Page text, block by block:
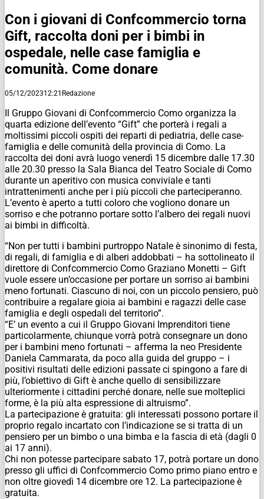
Con i giovani di Confcommercio torna
Gift, raccolta doni per i bimbi in
ospedale, nelle case famiglia e
comunità. Come donare
05/12/202312:21 Redazione
Il Gruppo Giovani di Confcommercio Como organizza la
quarta edizione dell’evento “Gift” che porterà i regali a
moltissimi piccoli ospiti dei reparti di pediatria, delle case-
famiglia e delle comunità della provincia di Como. La
raccolta dei doni avrà luogo venerdì 15 dicembre dalle 17.30
alle 20.30 presso la Sala Bianca del Teatro Sociale di Como
durante un aperitivo con musica conviviale e tanti
intrattenimenti anche per i più piccoli che parteciperanno.
L’evento è aperto a tutti coloro che vogliono donare un
sorriso e che potranno portare sotto l’albero dei regali nuovi
ai bimbi in difficoltà.
“Non per tutti i bambini purtroppo Natale è sinonimo di festa,
di regali, di famiglia e di alberi addobbati – ha sottolineato il
direttore di Confcommercio Como Graziano Monetti – Gift
vuole essere un’occasione per portare un sorriso ai bambini
meno fortunati. Ciascuno di noi, con un piccolo pensiero, può
contribuire a regalare gioia ai bambini e ragazzi delle case
famiglia e degli ospedali del territorio”.
“E’ un evento a cui il Gruppo Giovani Imprenditori tiene
particolarmente, chiunque vorrà potrà consegnare un dono
per i bambini meno fortunati – afferma la neo Presidente
Daniela Cammarata, da poco alla guida del gruppo – i
positivi risultati delle edizioni passate ci spingono a fare di
più, l’obiettivo di Gift è anche quello di sensibilizzare
ulteriormente i cittadini perché donare, nelle sue molteplici
forme, è la più alta espressione di altruismo”.
La partecipazione è gratuita: gli interessati possono portare il
proprio regalo incartato con l’indicazione se si tratta di un
pensiero per un bimbo o una bimba e la fascia di età (dagli 0
ai 17 anni).
Chi non potesse partecipare sabato 17, potrà portare un dono
presso gli uffici di Confcommercio Como primo piano entro e
non oltre giovedì 14 dicembre ore 12. La partecipazione è
gratuita.